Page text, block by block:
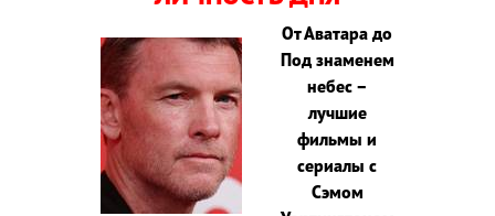
От Аватара до
Под знаменем
небес –
лучшие
фильмы и
сериалы с
Сэмом